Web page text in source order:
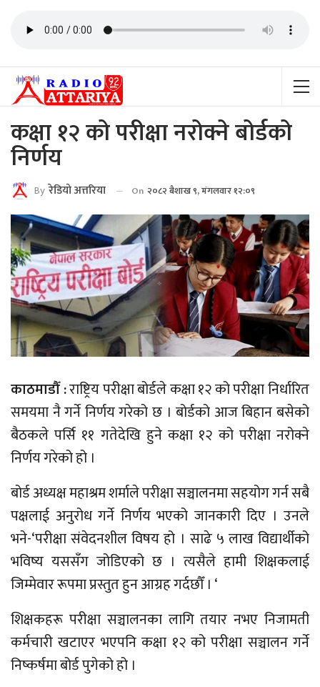
कक्षा १२ को परीक्षा नरोक्ने बोर्डको
निर्णय
By रेडियाे अत्तरिया On २०८२ बैशाख ९, मंगलवार १२:०९
काठमाडौँ :राष्ट्रिय परीक्षा बोर्डले कक्षा १२ को परीक्षा निर्धारित
समयमा नै गर्ने निर्णय गरेको छ । बोर्डको आज बिहान बसेको
बैठकले पर्सि ११ गतेदेखि हुने कक्षा १२ को परीक्षा नरोक्ने
निर्णय गरेको हो ।
बोर्ड अध्यक्ष महाश्रम शर्माले परीक्षा सञ्चालनमा सहयोग गर्न सबै
पक्षलाई अनुरोध गर्ने निर्णय भएको जानकारी दिए । उनले
भने-‘परीक्षा संवेदनशील विषय हो । साढे ५ लाख विद्यार्थीको
भविष्य यससँग जोडिएको छ । त्यसैले हामी शिक्षकलाई
जिम्मेवार रूपमा प्रस्तुत हुन आग्रह गर्दछौँ । ‘
शिक्षकहरू परीक्षा सञ्चालनका लागि तयार नभए निजामती
कर्मचारी खटाएर भएपनि कक्षा १२ को परीक्षा सञ्चालन गर्ने
निष्कर्षमा बोर्ड पुगेको हो ।